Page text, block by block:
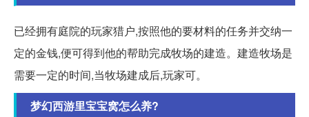
已经拥有庭院的玩家猎户,按照他的要材料的任务并交纳一
定的金钱,便可得到他的帮助完成牧场的建造。建造牧场是
需要一定的时间,当牧场建成后,玩家可。
梦幻西游里宝宝窝怎么养?